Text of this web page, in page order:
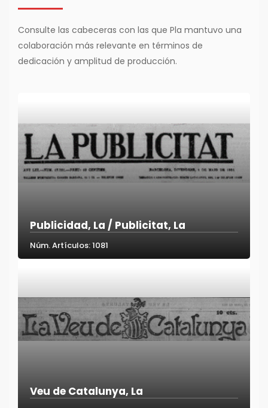
Consulte las cabeceras con las que Pla mantuvo una
colaboración más relevante en términos de
dedicación y amplitud de producción.
Publicidad, La / Publicitat, La
Núm. Artículos: 1081
Veu de Catalunya, La